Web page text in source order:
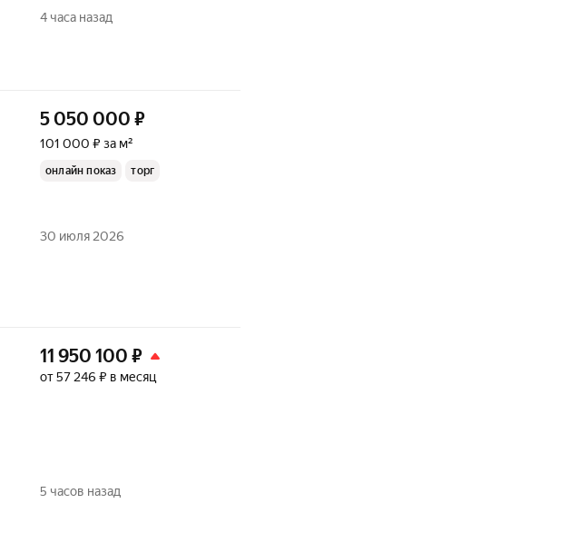
4 часа назад
5 050 000 ₽
101 000 ₽ за м²
онлайн показ торг
30 июля 2026
11 950 100 ₽
от 57 246 ₽ в месяц
5 часов назад